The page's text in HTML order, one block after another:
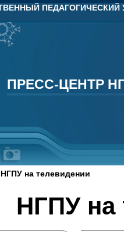
ПЕДАГОГИЧЕСКИЙ
ПРЕСС-ЦЕНТР
ПРЕСС-ЦЕНТР
НГПУ на телевидении
НГПУ на